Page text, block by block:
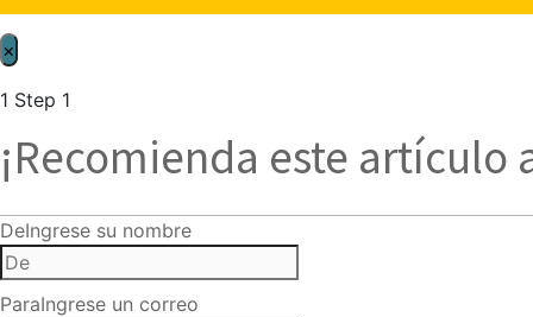
×
1 Step 1
¡Recomienda este artículo
DeIngrese su nombre
ParaIngrese un correo